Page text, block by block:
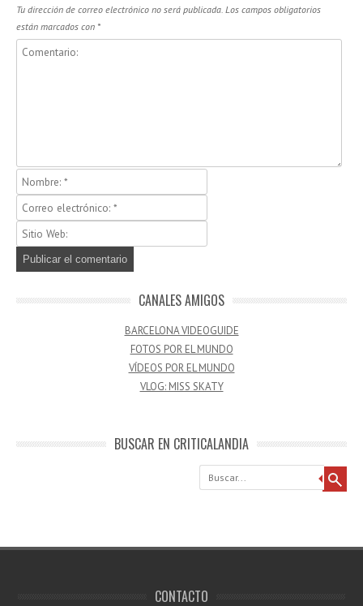
Tu dirección de correo electrónico no será publicada. Los campos obligatorios
están marcados con *
CANALES AMIGOS
BARCELONA VIDEOGUIDE
FOTOS POR EL MUNDO
VÍDEOS POR EL MUNDO
VLOG: MISS SKATY
BUSCAR EN CRITICALANDIA
Buscar
CONTACTO